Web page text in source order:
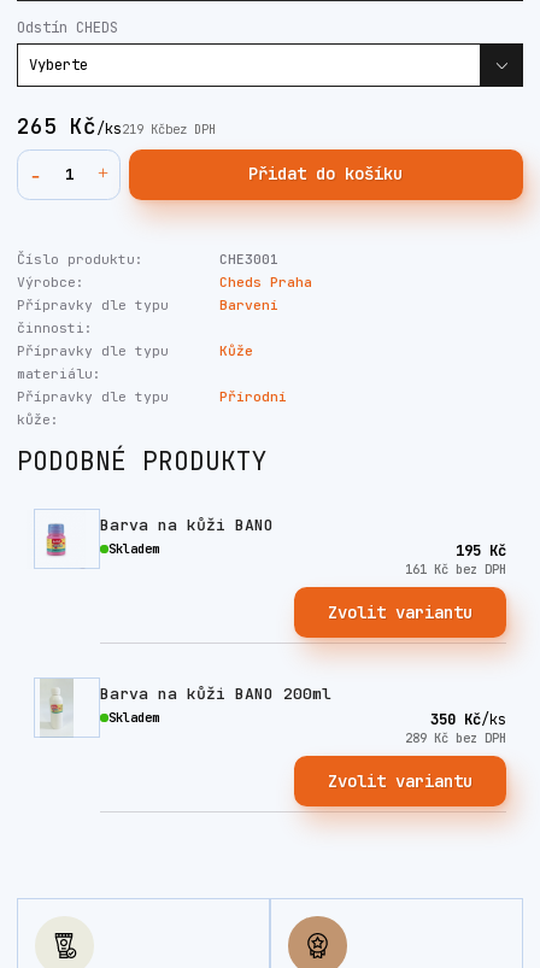
Odstín CHEDS
265 Kč/ks219 Kčbez DPH
Přidat do košíku
Číslo produktu:
CHE3001
Výrobce:
Cheds Praha
Přípravky dle typu
činnosti:
Barvení
Přípravky dle typu
materiálu:
Kůže
Přípravky dle typu
kůže:
Přírodní
PODOBNÉ PRODUKTY
Barva na kůži BANO
195 Kč
161 Kč bez DPH
Skladem
Zvolit variantu
Barva na kůži BANO 200ml
350 Kč/ks
289 Kč bez DPH
Skladem
Zvolit variantu